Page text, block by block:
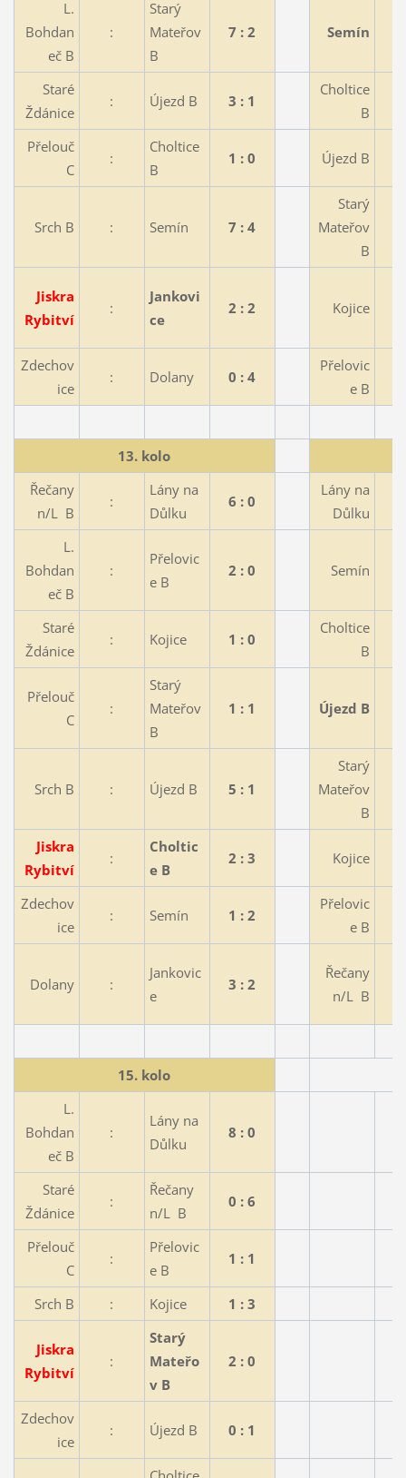
L.
Bohdan
eč B
:
Starý
Mateřov
B
7 : 2 Semín
Staré
Ždánice
: Újezd B 3 : 1
Choltice
B
Přelouč
C
:
Choltice
B
1 : 0 Újezd B
Srch B : Semín 7 : 4
Starý
Mateřov
B
Jiskra
Rybitví
:
Jankovi
ce
2 : 2 Kojice
Zdechov
ice
: Dolany 0 : 4
Přelovic
e B
13. kolo
Řečany
n/L B
:
Lány na
Důlku
6 : 0
Lány na
Důlku
L.
Bohdan
eč B
:
Přelovic
e B
2 : 0 Semín
Staré
Ždánice
: Kojice 1 : 0
Choltice
B
Přelouč
C
:
Starý
Mateřov
B
1 : 1 Újezd B
Srch B : Újezd B 5 : 1
Starý
Mateřov
B
Jiskra
Rybitví
:
Choltic
e B
2 : 3 Kojice
Zdechov
ice
: Semín 1 : 2
Přelovic
e B
Dolany :
Jankovic
e
3 : 2
Řečany
n/L B
15. kolo
L.
Bohdan
eč B
:
Lány na
Důlku
8 : 0
Staré
Ždánice
:
Řečany
n/L B
0 : 6
Přelouč
C
:
Přelovic
e B
1 : 1
Srch B : Kojice 1 : 3
Jiskra
Rybitví
:
Starý
Mateřo
v B
2 : 0
Zdechov
ice
: Újezd B 0 : 1